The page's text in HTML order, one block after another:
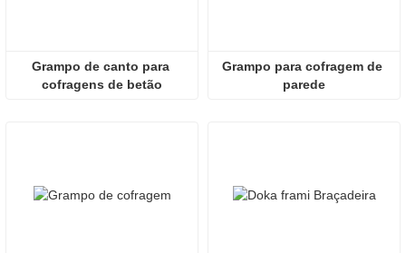
Grampo de canto para
cofragens de betão
Grampo para cofragem de
parede